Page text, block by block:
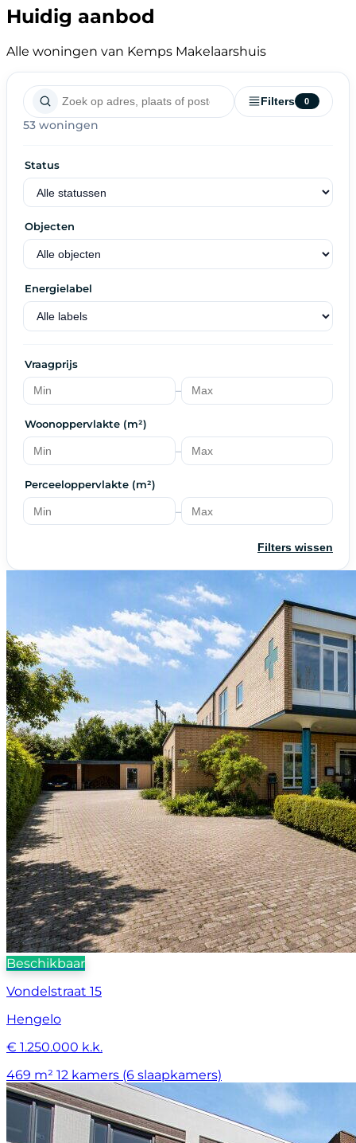
Huidig aanbod
Alle woningen van Kemps Makelaarshuis
Filters 0
53 woningen
Status
Objecten
Energielabel
Vraagprijs
–
Woonoppervlakte (m²)
–
Perceeloppervlakte (m²)
–
Filters wissen
Beschikbaar
Vondelstraat 15
Hengelo
€ 1.250.000 k.k.
469 m² 12 kamers (6 slaapkamers)